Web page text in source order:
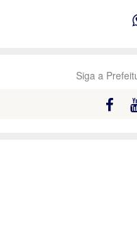
Siga a